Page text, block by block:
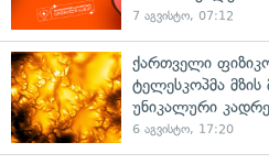
7 აგვისტო, 07:12
ქართველი
ტელესკოპმა
უნიკალური
6 აგვისტო, 17:20